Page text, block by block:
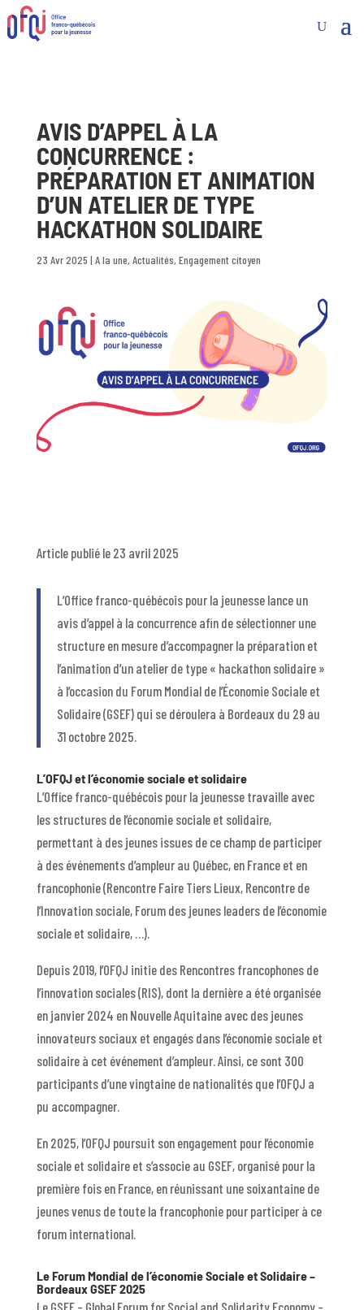
AVIS D’APPEL À LA
CONCURRENCE :
PRÉPARATION ET ANIMATION
D’UN ATELIER DE TYPE
HACKATHON SOLIDAIRE
23 Avr 2025| A la une, Actualités, Engagement citoyen
Article publié le 23 avril 2025
L’Office franco-québécois pour la jeunesse lance un
avis d’appel à la concurrence afin de sélectionner une
structure en mesure d’accompagner la préparation et
l’animation d’un atelier de type « hackathon solidaire »
à l’occasion du Forum Mondial de l’Économie Sociale et
Solidaire (GSEF) qui se déroulera à Bordeaux du 29 au
31 octobre 2025.
L’OFQJ et l’économie sociale et solidaire
L’Office franco-québécois pour la jeunesse travaille avec
les structures de l’économie sociale et solidaire,
permettant à des jeunes issues de ce champ de participer
à des événements d’ampleur au Québec, en France et en
francophonie (Rencontre Faire Tiers Lieux, Rencontre de
l’Innovation sociale, Forum des jeunes leaders de l’économie
sociale et solidaire, …).
Depuis 2019, l’OFQJ initie des Rencontres francophones de
l’innovation sociales (RIS), dont la dernière a été organisée
en janvier 2024 en Nouvelle Aquitaine avec des jeunes
innovateurs sociaux et engagés dans l’économie sociale et
solidaire à cet événement d’ampleur. Ainsi, ce sont 300
participants d’une vingtaine de nationalités que l’OFQJ a
pu accompagner.
En 2025, l’OFQJ poursuit son engagement pour l’économie
sociale et solidaire et s’associe au GSEF, organisé pour la
première fois en France, en réunissant une soixantaine de
jeunes venus de toute la francophonie pour participer à ce
forum international.
Le Forum Mondial de l’économie Sociale et Solidaire –
Bordeaux GSEF 2025
Le GSEF – Global Forum for Social and Solidarity Economy –